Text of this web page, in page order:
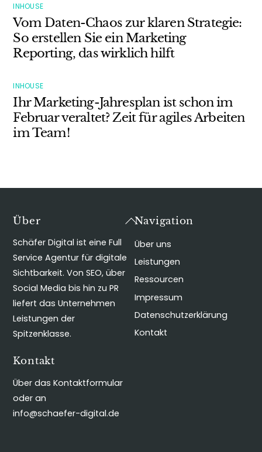
INHOUSE
Vom Daten-Chaos zur klaren Strategie:
So erstellen Sie ein Marketing
Reporting, das wirklich hilft
INHOUSE
Ihr Marketing-Jahresplan ist schon im
Februar veraltet? Zeit für agiles Arbeiten
im Team!
Back
Top
Über
Schäfer Digital ist eine Full
Service Agentur für digitale
Sichtbarkeit. Von SEO, über
Social Media bis hin zu PR
liefert das Unternehmen
Leistungen der
Spitzenklasse.
Navigation
Über uns
Leistungen
Ressourcen
Impressum
Datenschutzerklärung
Kontakt
Kontakt
Über das Kontaktformular
oder an
info@schaefer-digital.de